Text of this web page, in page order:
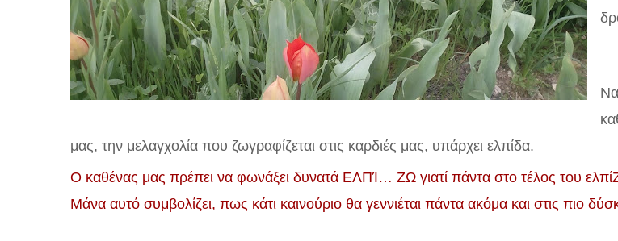
μας, την μελαγχολία που ζωγραφίζεται στις καρδιές μας, υπάρχει ελπίδα.
Ο καθένας μας πρέπει να φωνάξει δυνατά ΕΛΠΊ… ΖΩ γιατί πάντα στο τέλος του
Μάνα αυτό συμβολίζει, πως κάτι καινούριο θα γεννιέται πάντα ακόμα και στις πιο